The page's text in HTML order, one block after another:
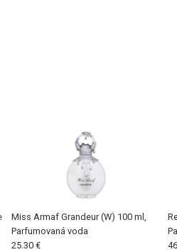
Miss Armaf Grandeur (W) 100 ml,
Parfumovaná voda
25.30 €